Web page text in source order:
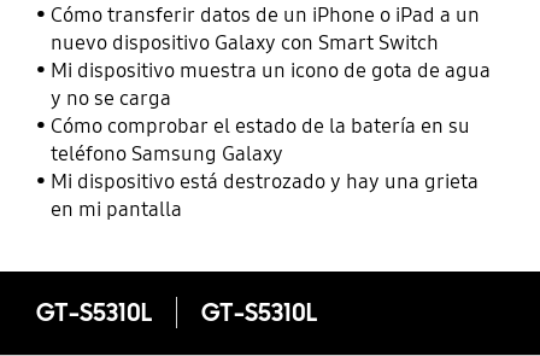
Cómo transferir datos de un iPhone o iPad a un
nuevo dispositivo Galaxy con Smart Switch
Mi dispositivo muestra un icono de gota de agua
y no se carga
Cómo comprobar el estado de la batería en su
teléfono Samsung Galaxy
Mi dispositivo está destrozado y hay una grieta
en mi pantalla
GT-S5310L GT-S5310L